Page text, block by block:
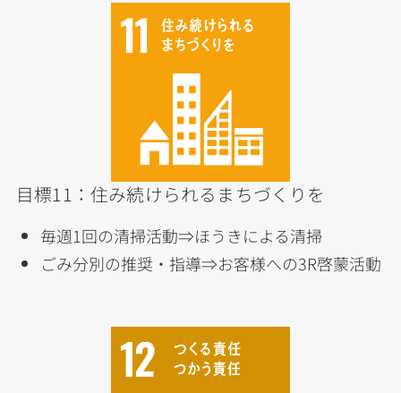
目標11：住み続けられるまちづくりを
毎週1回の清掃活動⇒ほうきによる清掃
ごみ分別の推奨・指導⇒お客様への3R啓蒙活動